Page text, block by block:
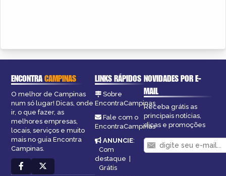
ENCONTRACAMPINAS
O melhor de Campinas
num só lugar! Dicas, onde
ir, o que fazer, as
melhores empresas,
locais, serviços e muito
mais no guia Encontra
Campinas.
LINKS RÁPIDOS
Sobre
EncontraCampinas
Fale com o
EncontraCampinas
ANUNCIE:
Com
destaque |
Grátis
NOVIDADES POR E-
MAIL
Receba grátis as
principais notícias,
dicas e promoções